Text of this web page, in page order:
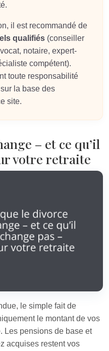
il est recommandé de
qualifiés (conseiller
notaire, expert-
compétent).
toute responsabilité
la base des
site.
– et ce qu’il
votre retraite
le simple fait de
le montant de vos
. Les pensions de base et
acquises restent vos